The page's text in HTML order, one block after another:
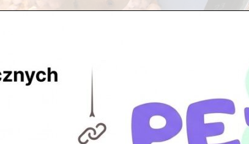
posiadamy: 24 zbiorniki po 56 litrów, 3 zbiorniki po 112
naszych akwariach pływa bardzo wiele...